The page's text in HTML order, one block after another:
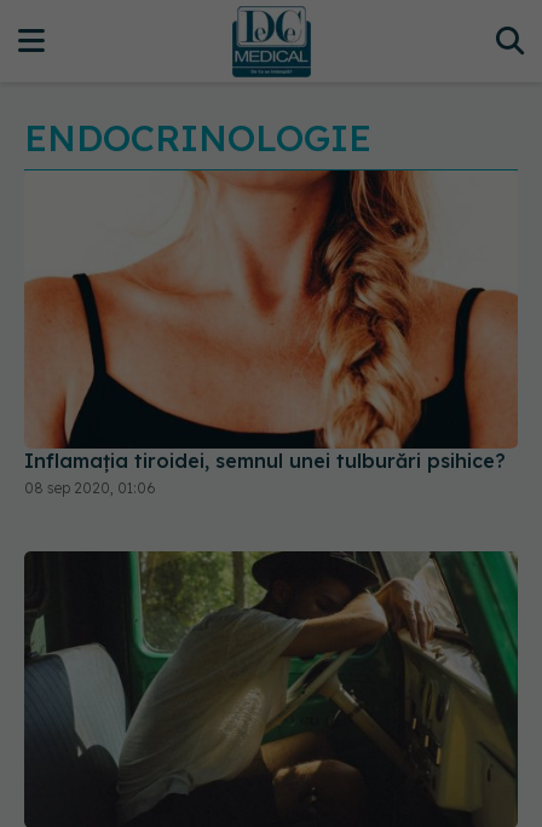
ENDOCRINOLOGIE
Inflamația tiroidei, semnul unei tulburări psihice?
08 sep 2020, 01:06